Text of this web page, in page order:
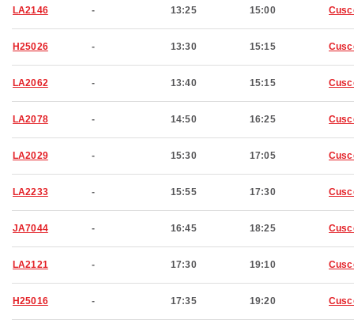
LA2146 - 13:25 15:00
H25026 - 13:30 15:15
LA2062 - 13:40 15:15
LA2078 - 14:50 16:25
LA2029 - 15:30 17:05
LA2233 - 15:55 17:30
JA7044 - 16:45 18:25
LA2121 - 17:30 19:10
H25016 - 17:35 19:20